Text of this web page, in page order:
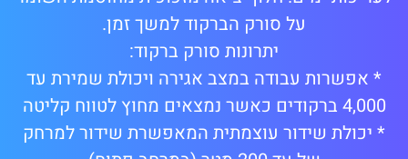
על סורק הברקוד למשך זמן.
יתרונות סורק ברקוד:
* אפשרות עבודה במצב אגירה ויכולת שמירת עד
4,000 ברקודים כאשר נמצאים מחוץ לטווח קליטה
* יכולת שידור עוצמתית המאפשרת שידור למרחק